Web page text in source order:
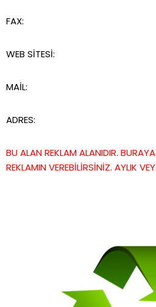
FAX:
WEB SİTESİ:
MAİL:
ADRES:
BU ALAN REKLAM ALANIDIR.
REKLAMIN VEREBİLİRSİNİZ. AYLIK